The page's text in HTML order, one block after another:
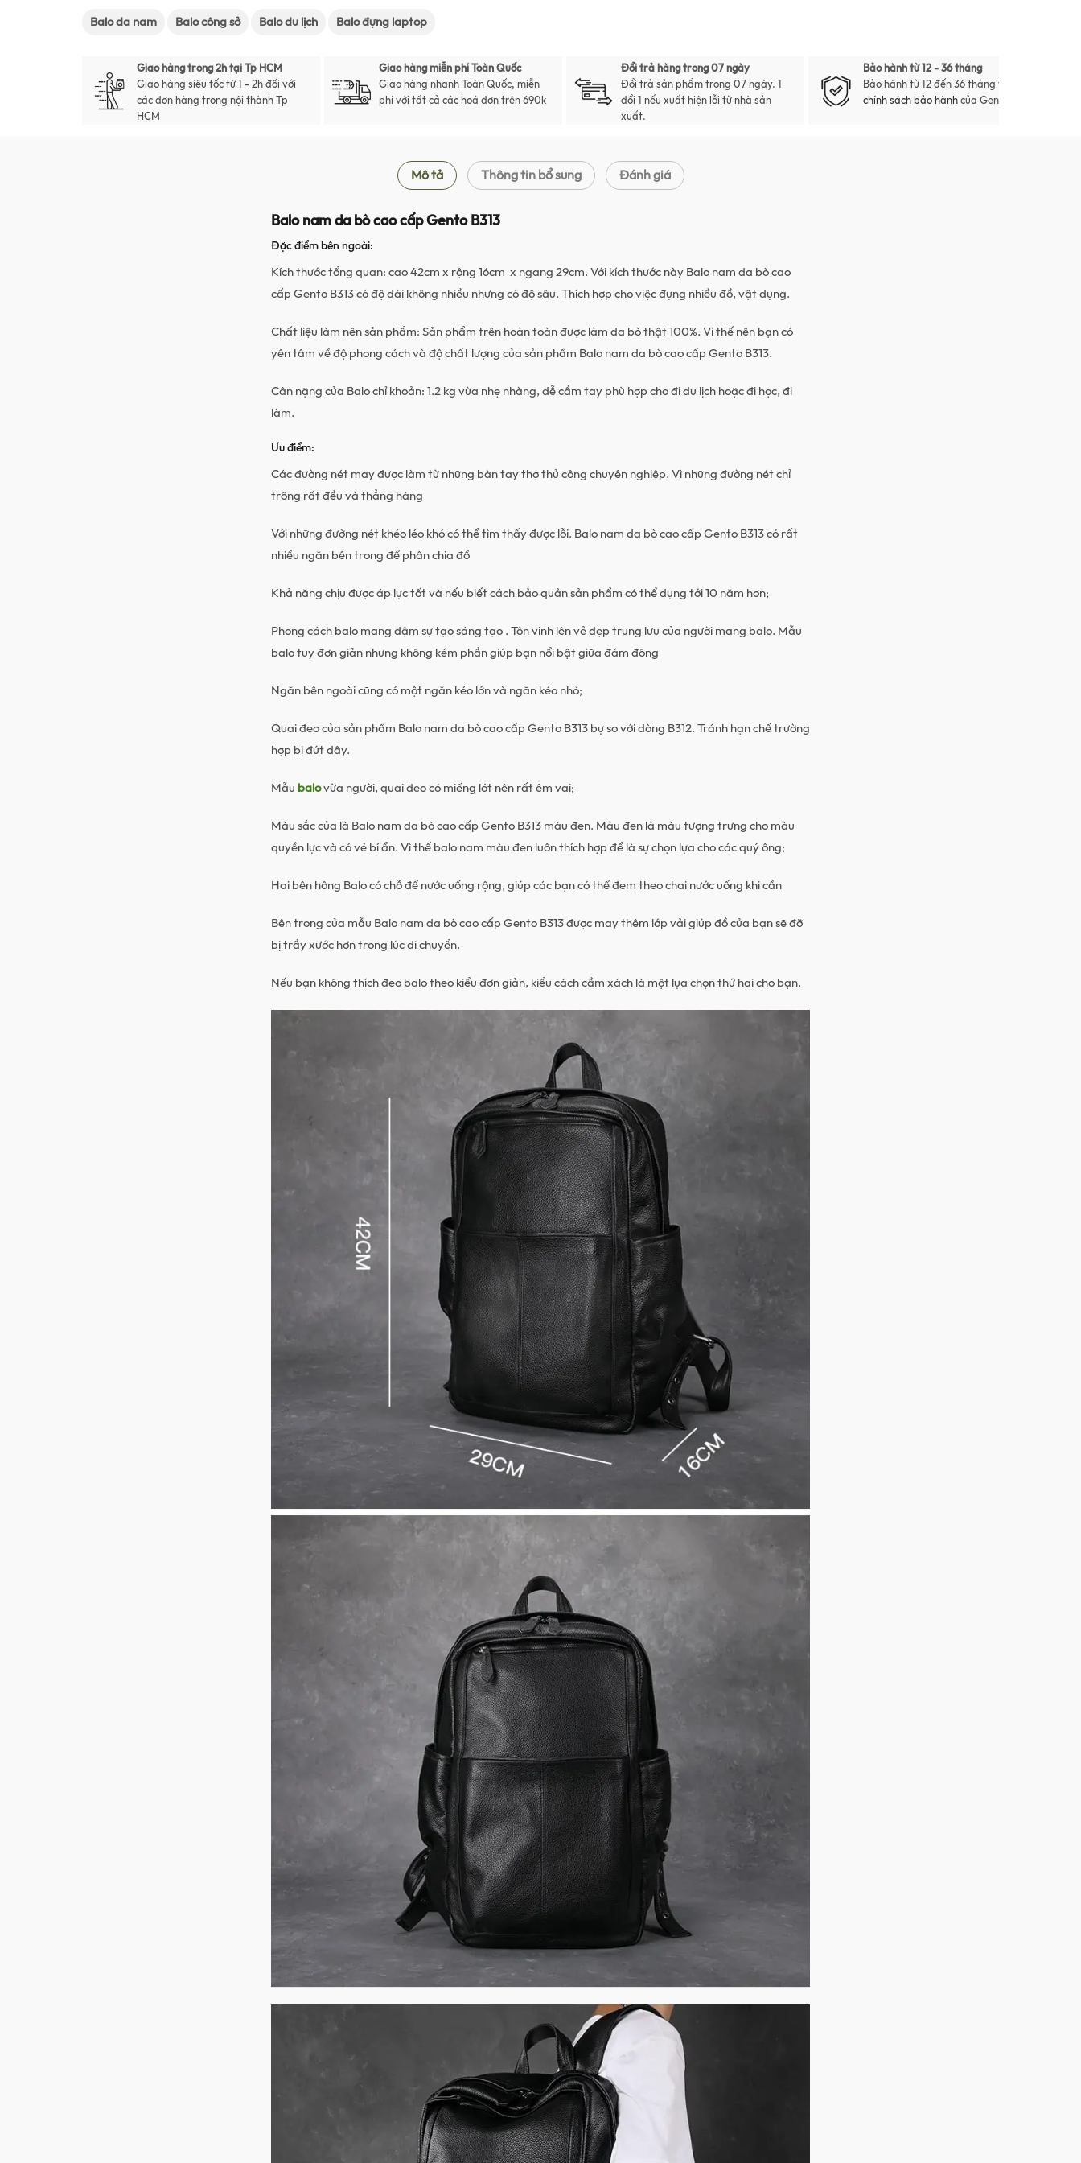
Balo da nam Balo công sở Balo du lịch Balo đựng laptop
Giao hàng trong 2h tại Tp HCM
Giao hàng siêu tốc từ 1 - 2h đối với
các đơn hàng trong nội thành Tp
HCM
Giao hàng miễn phí Toàn Quốc
Giao hàng nhanh Toàn Quốc, miễn
phí với tất cả các hoá đơn trên 690k
Đổi trả hàng trong 07 ngày
Đổi trả sản phẩm trong 07 ngày. 1
đổi 1 nếu xuất hiện lỗi từ nhà sản
xuất.
Bảo hành từ 12 - 36 tháng
Bảo hành từ 12 đến 36 tháng theo
chính sách bảo hànhcủa Gento
Mô tả Thông tin bổ sung Đánh giá
Balo nam da bò cao cấp Gento B313
Đặc điểm bên ngoài:
Kích thước tổng quan: cao 42cm x rộng 16cm x ngang 29cm. Với kích thước này Balo nam da bò cao
cấp Gento B313 có độ dài không nhiều nhưng có độ sâu. Thích hợp cho việc đựng nhiều đồ, vật dụng.
Chất liệu làm nên sản phẩm: Sản phẩm trên hoàn toàn được làm da bò thật 100%. Vì thế nên bạn có
yên tâm về độ phong cách và độ chất lượng của sản phẩm Balo nam da bò cao cấp Gento B313.
Cân nặng của Balo chỉ khoản: 1.2 kg vừa nhẹ nhàng, dễ cầm tay phù hợp cho đi du lịch hoặc đi học, đi
làm.
Ưu điểm:
Các đường nét may được làm từ những bàn tay thợ thủ công chuyên nghiệp. Vì những đường nét chỉ
trông rất đều và thẳng hàng
Với những đường nét khéo léo khó có thể tìm thấy được lỗi. Balo nam da bò cao cấp Gento B313 có rất
nhiều ngăn bên trong để phân chia đồ
Khả năng chịu được áp lực tốt và nếu biết cách bảo quản sản phẩm có thể dụng tới 10 năm hơn;
Phong cách balo mang đậm sự tạo sáng tạo . Tôn vinh lên vẻ đẹp trung lưu của người mang balo. Mẫu
balo tuy đơn giản nhưng không kém phần giúp bạn nổi bật giữa đám đông
Ngăn bên ngoài cũng có một ngăn kéo lớn và ngăn kéo nhỏ;
Quai đeo của sản phẩm Balo nam da bò cao cấp Gento B313 bự so với dòng B312. Tránh hạn chế trường
hợp bị đứt dây.
Mẫu balovừa người, quai đeo có miếng lót nên rất êm vai;
Màu sắc của là Balo nam da bò cao cấp Gento B313 màu đen. Màu đen là màu tượng trưng cho màu
quyền lực và có vẻ bí ẩn. Vì thế balo nam màu đen luôn thích hợp để là sự chọn lựa cho các quý ông;
Hai bên hông Balo có chỗ để nước uống rộng, giúp các bạn có thể đem theo chai nước uống khi cần
Bên trong của mẫu Balo nam da bò cao cấp Gento B313 được may thêm lớp vải giúp đồ của bạn sẽ đỡ
bị trầy xước hơn trong lúc di chuyển.
Nếu bạn không thích đeo balo theo kiểu đơn giản, kiểu cách cầm xách là một lựa chọn thứ hai cho bạn.